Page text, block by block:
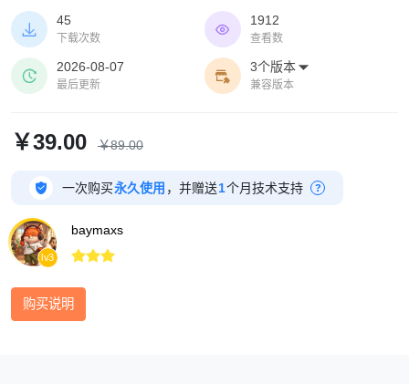

45
下载次数

1912
查看数

2026-08-07
最后更新

3个版本 
兼容版本
￥39.00 ￥89.00
 一次购买永久使用 ，并赠送1个月技术支持 ?
lv3
baymaxs

购买说明